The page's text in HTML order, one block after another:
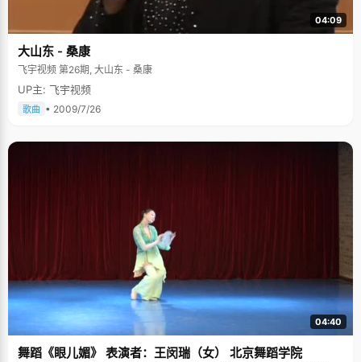
04:09
大山东 - 桑康
飞宇视频 第26期, 大山东 - 桑康
UP主: 飞宇视频
歌曲 • 2009/7/26
04:40
舞蹈《眼儿媚》 表演者：王闵瑞（女） 北京舞蹈学院